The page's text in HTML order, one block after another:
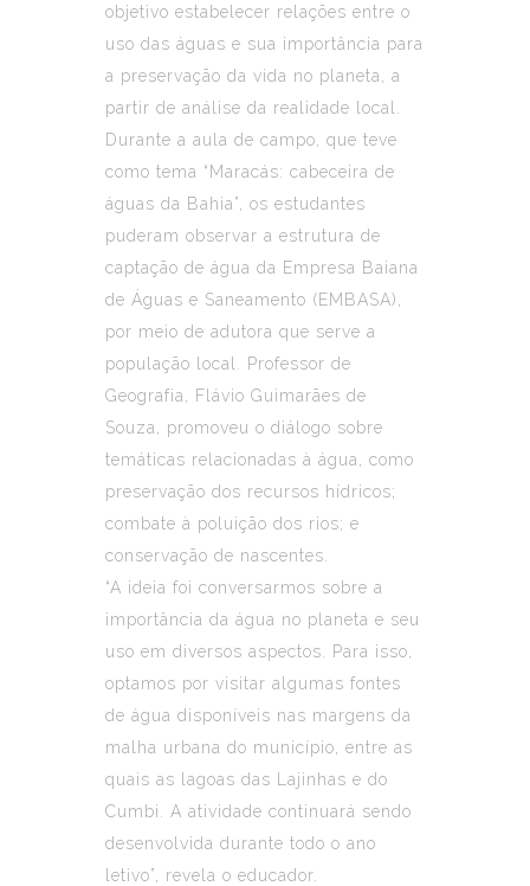
objetivo estabelecer relações entre o
uso das águas e sua importância para
a preservação da vida no planeta, a
partir de análise da realidade local.
Durante a aula de campo, que teve
como tema “Maracás: cabeceira de
águas da Bahia”, os estudantes
puderam observar a estrutura de
captação de água da Empresa Baiana
de Águas e Saneamento (EMBASA),
por meio de adutora que serve a
população local. Professor de
Geografia, Flávio Guimarães de
Souza, promoveu o diálogo sobre
temáticas relacionadas à água, como
preservação dos recursos hídricos;
combate à poluição dos rios; e
conservação de nascentes.
“A ideia foi conversarmos sobre a
importância da água no planeta e seu
uso em diversos aspectos. Para isso,
optamos por visitar algumas fontes
de água disponíveis nas margens da
malha urbana do município, entre as
quais as lagoas das Lajinhas e do
Cumbi. A atividade continuará sendo
desenvolvida durante todo o ano
letivo”, revela o educador.